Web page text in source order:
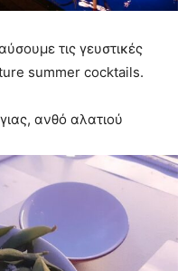
τις γευστικές
summer cocktails.
ανθό αλατιού